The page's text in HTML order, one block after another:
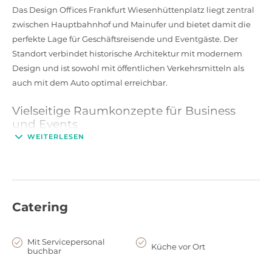
Das Design Offices Frankfurt Wiesenhüttenplatz liegt zentral
zwischen Hauptbahnhof und Mainufer und bietet damit die
perfekte Lage für Geschäftsreisende und Eventgäste. Der
Standort verbindet historische Architektur mit modernem
Design und ist sowohl mit öffentlichen Verkehrsmitteln als
auch mit dem Auto optimal erreichbar.
Vielseitige Raumkonzepte für Business
und Events
zuschneiden lassen. Vom inspirierenden Meetingraum bis hin
zum großzügigen Eventbereich mit Blick auf die Skyline
Prozesse und produktive Meetings.
WEITERLESEN
Catering
Mit Servicepersonal
buchbar
Küche vor Ort